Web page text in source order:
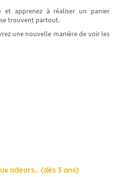
et apprenez à réaliser un panier
trouvent partout.
une nouvelle manière de voir les
odeurs… (dès 3 ans)